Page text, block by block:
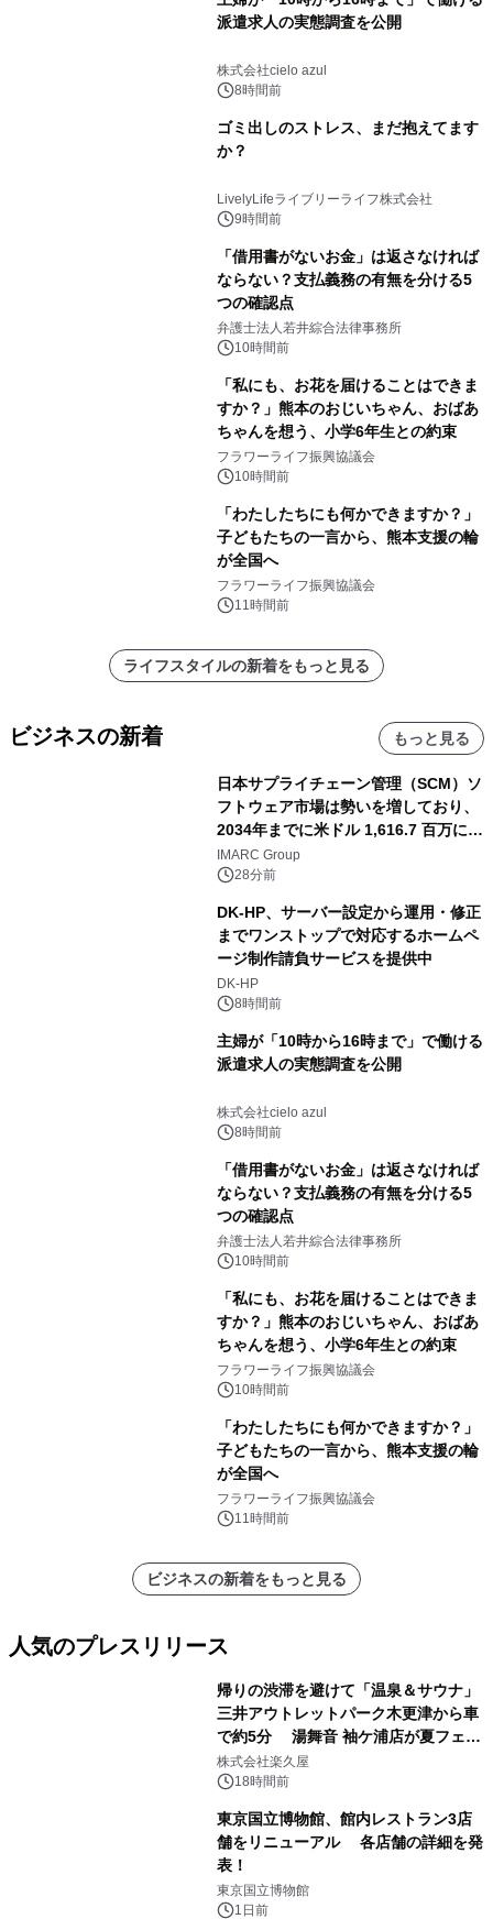
派遣求人の実態調査を公開
株式会社cielo azul
8時間前
ゴミ出しのストレス、まだ抱えてます
か？
LivelyLifeライブリーライフ株式会社
9時間前
「借用書がないお金」は返さなければ
ならない？支払義務の有無を分ける5
つの確認点
弁護士法人若井綜合法律事務所
10時間前
「私にも、お花を届けることはできま
すか？」熊本のおじいちゃん、おばあ
ちゃんを想う、小学6年生との約束
フラワーライフ振興協議会
10時間前
「わたしたちにも何かできますか？」
子どもたちの一言から、熊本支援の輪
が全国へ
フラワーライフ振興協議会
11時間前
ライフスタイルの新着をもっと見る
ビジネスの新着 もっと見る
日本サプライチェーン管理（SCM）ソ
フトウェア市場は勢いを増しており、
2034年までに米ドル 1,616.7 百万に達
し、CAGR 3.42%で成長すると予測
IMARC Group
28分前
DK-HP、サーバー設定から運用・修正
までワンストップで対応するホームペ
ージ制作請負サービスを提供中
DK-HP
8時間前
主婦が「10時から16時まで」で働ける
派遣求人の実態調査を公開
株式会社cielo azul
8時間前
「借用書がないお金」は返さなければ
ならない？支払義務の有無を分ける5
つの確認点
弁護士法人若井綜合法律事務所
10時間前
「私にも、お花を届けることはできま
すか？」熊本のおじいちゃん、おばあ
ちゃんを想う、小学6年生との約束
フラワーライフ振興協議会
10時間前
「わたしたちにも何かできますか？」
子どもたちの一言から、熊本支援の輪
が全国へ
フラワーライフ振興協議会
11時間前
ビジネスの新着をもっと見る
人気のプレスリリース
帰りの渋滞を避けて「温泉＆サウナ」
三井アウトレットパーク木更津から車
で約5分 湯舞音 袖ケ浦店が夏フェア
メニューを提供
株式会社楽久屋
18時間前
東京国立博物館、館内レストラン3店
舗をリニューアル 各店舗の詳細を発
表！
東京国立博物館
1日前